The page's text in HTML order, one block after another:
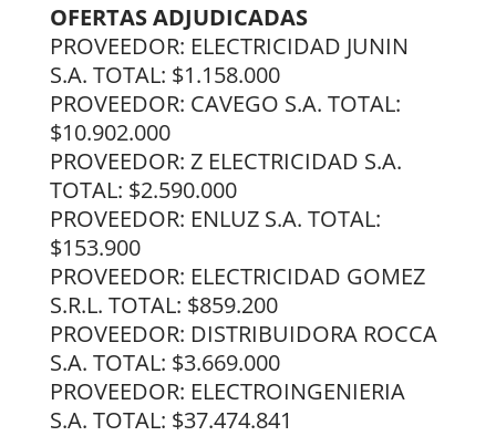
OFERTAS ADJUDICADAS
PROVEEDOR: ELECTRICIDAD JUNIN
S.A. TOTAL: $1.158.000
PROVEEDOR: CAVEGO S.A. TOTAL:
$10.902.000
PROVEEDOR: Z ELECTRICIDAD S.A.
TOTAL: $2.590.000
PROVEEDOR: ENLUZ S.A. TOTAL:
$153.900
PROVEEDOR: ELECTRICIDAD GOMEZ
S.R.L. TOTAL: $859.200
PROVEEDOR: DISTRIBUIDORA ROCCA
S.A. TOTAL: $3.669.000
PROVEEDOR: ELECTROINGENIERIA
S.A. TOTAL: $37.474.841